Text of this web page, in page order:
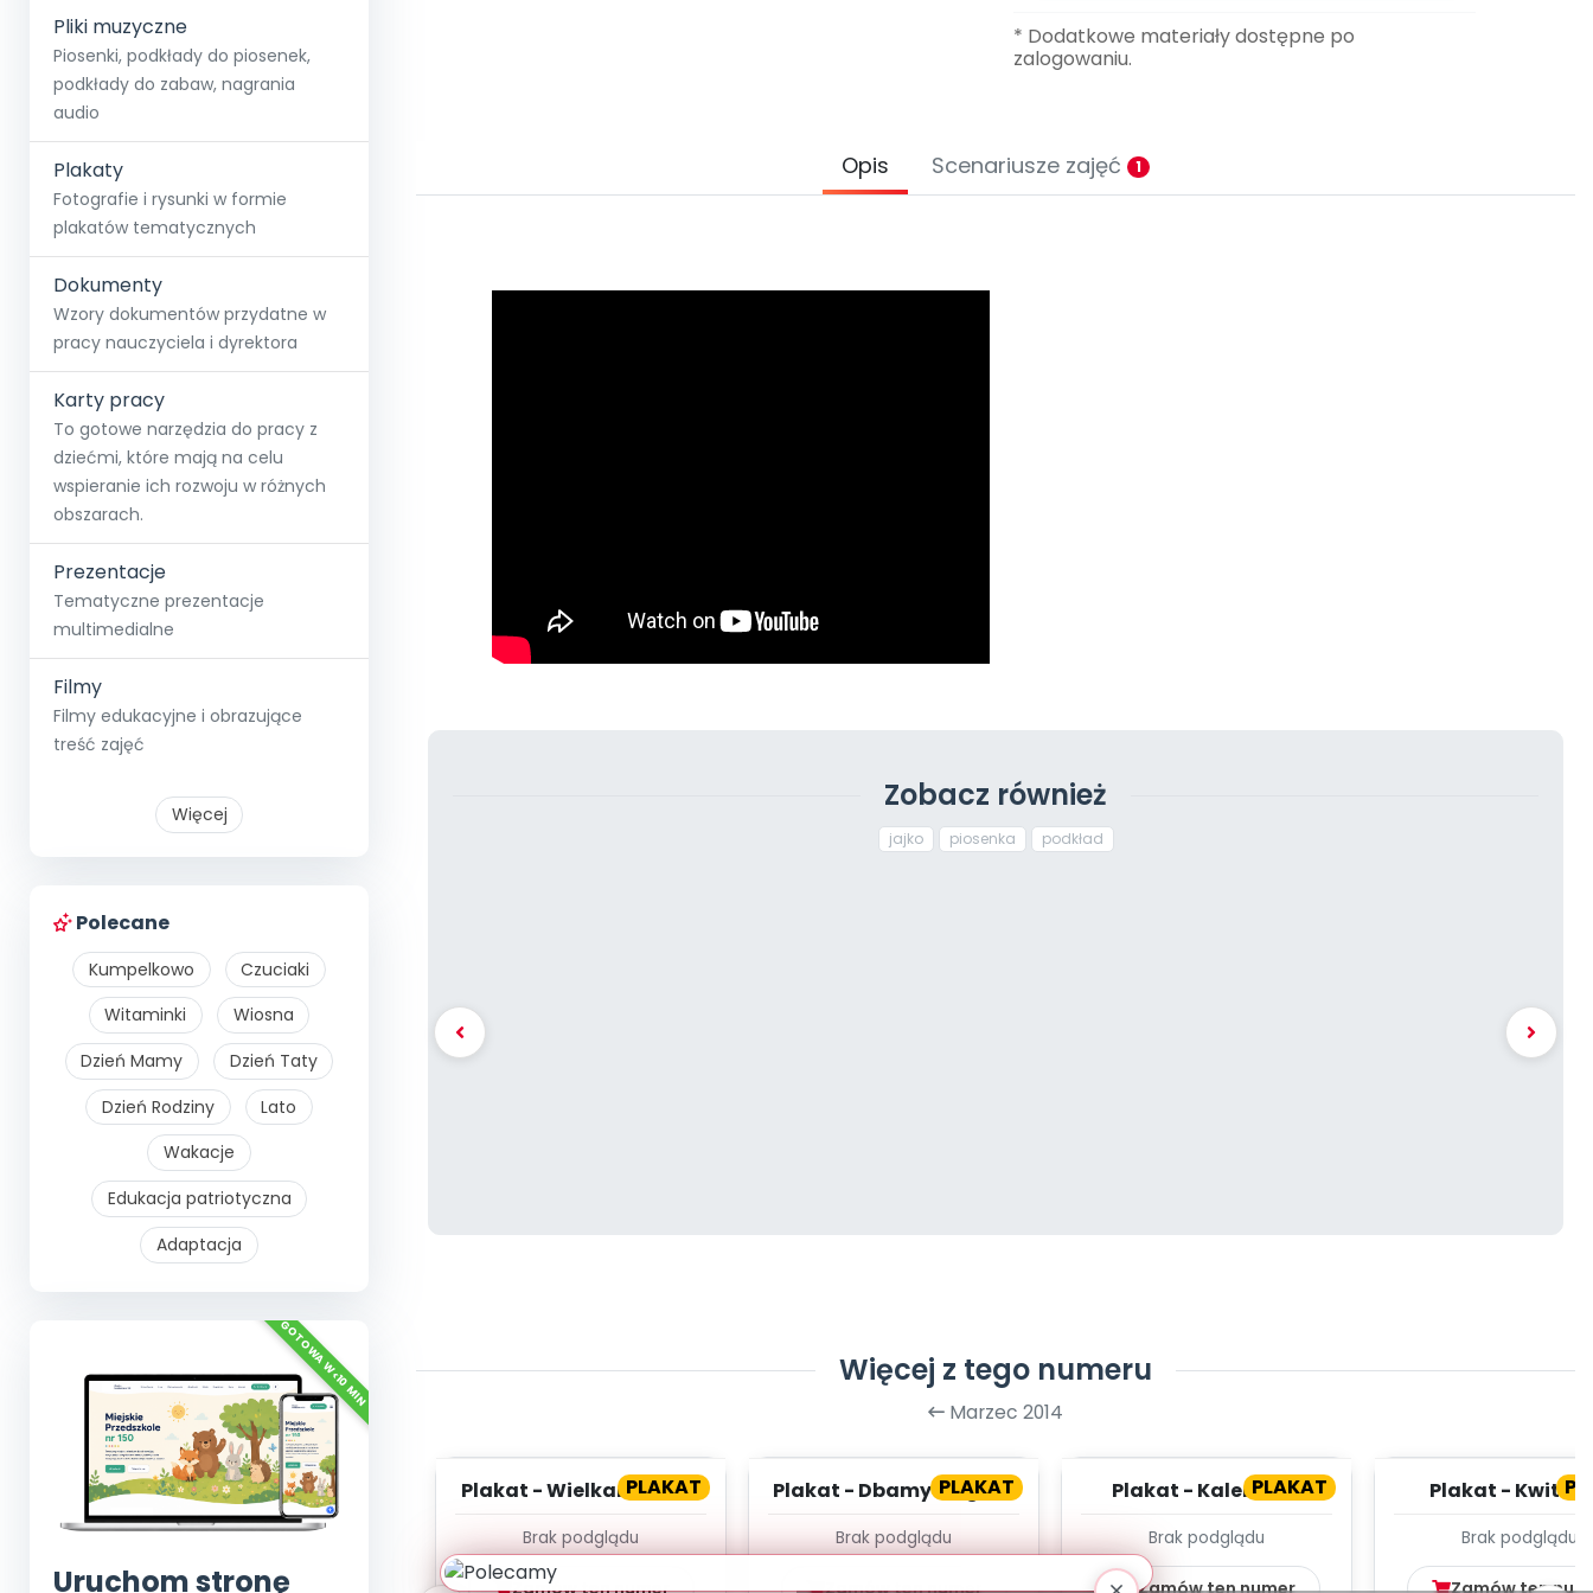
Pliki muzyczne
Piosenki, podkłady do piosenek,
podkłady do zabaw, nagrania
audio
Plakaty
Fotografie i rysunki w formie
plakatów tematycznych
Dokumenty
Wzory dokumentów przydatne w
pracy nauczyciela i dyrektora
Karty pracy
To gotowe narzędzia do pracy z
dziećmi, które mają na celu
wspieranie ich rozwoju w różnych
obszarach.
Prezentacje
Tematyczne prezentacje
multimedialne
Filmy
Filmy edukacyjne i obrazujące
treść zajęć
Więcej
Polecane
Kumpelkowo
Czuciaki
Witaminki
Wiosna
Dzień Mamy
Dzień Taty
Dzień Rodziny
Lato
Wakacje
Edukacja patriotyczna
Adaptacja
Uruchom stronę
* Dodatkowe materiały dostępne po
zalogowaniu.
Opis Scenariusze zajęć 1
Zobacz również
jajko piosenka podkład
Więcej z tego numeru
Marzec 2014
PLAKAT
Plakat - Wielkanoc tuż-
Brak podglądu
PLAKAT
Plakat - Dbamy o ogród
Brak podglądu
PLAKAT
Plakat - Kalendarz
Brak podglądu
Plakat -
Brak podglądu